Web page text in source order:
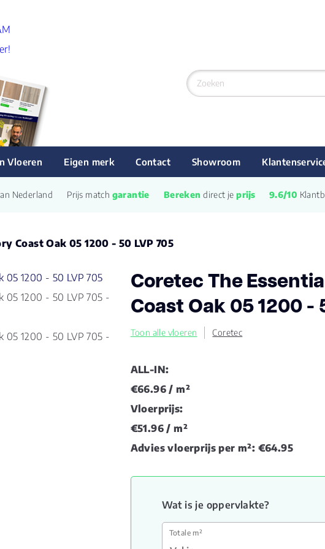
Vloeren Eigen merk Contact Showroom
Nederland Prijs match garantie Bereken direct je prijs 9.6/10
Coast Oak 05 1200 - 50 LVP 705
Coretec The
Coast Oak 05 1200 -
Toon alle vloeren Coretec
ALL-IN:
€66.96 / m²
Vloerprijs:
€51.96/ m²
Advies vloerprijs per m²: €64.95
Wat is je oppervlakte?
Totale m²